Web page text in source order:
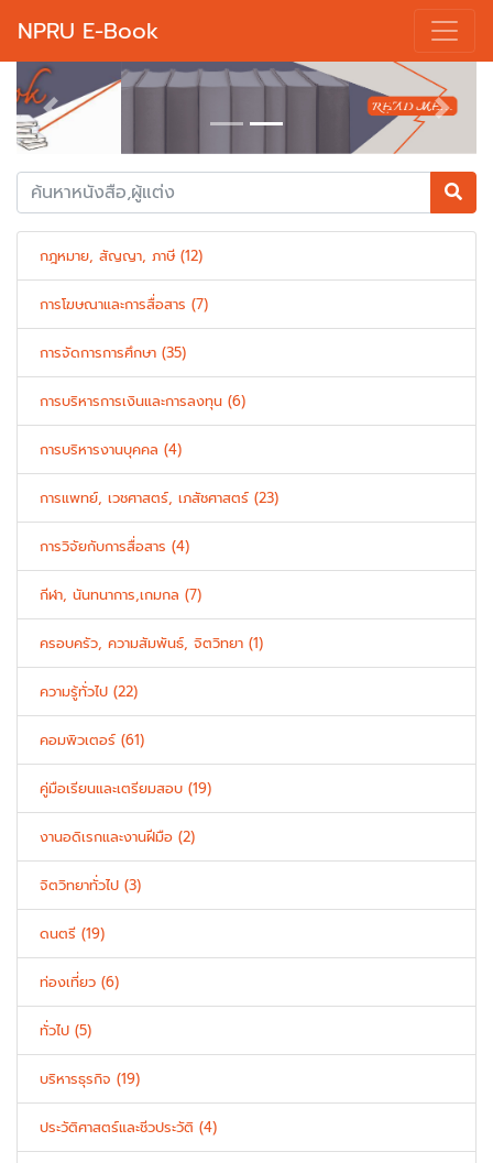
NPRU E-Book
Previous Next
กฎหมาย, สัญญา, ภาษี (12)
การโฆษณาและการสื่อสาร (7)
การจัดการการศึกษา (35)
การบริหารการเงินและการลงทุน (6)
การบริหารงานบุคคล (4)
การแพทย์, เวชศาสตร์, เภสัชศาสตร์ (23)
การวิจัยกับการสื่อสาร (4)
กีฬา, นันทนาการ,เกมกล (7)
ครอบครัว, ความสัมพันธ์, จิตวิทยา (1)
ความรู้ทั่วไป (22)
คอมพิวเตอร์ (61)
คู่มือเรียนและเตรียมสอบ (19)
งานอดิเรกและงานฝีมือ (2)
จิตวิทยาทั่วไป (3)
ดนตรี (19)
ท่องเที่ยว (6)
ทั่วไป (5)
บริหารธุรกิจ (19)
ประวัติศาสตร์และชีวประวัติ (4)